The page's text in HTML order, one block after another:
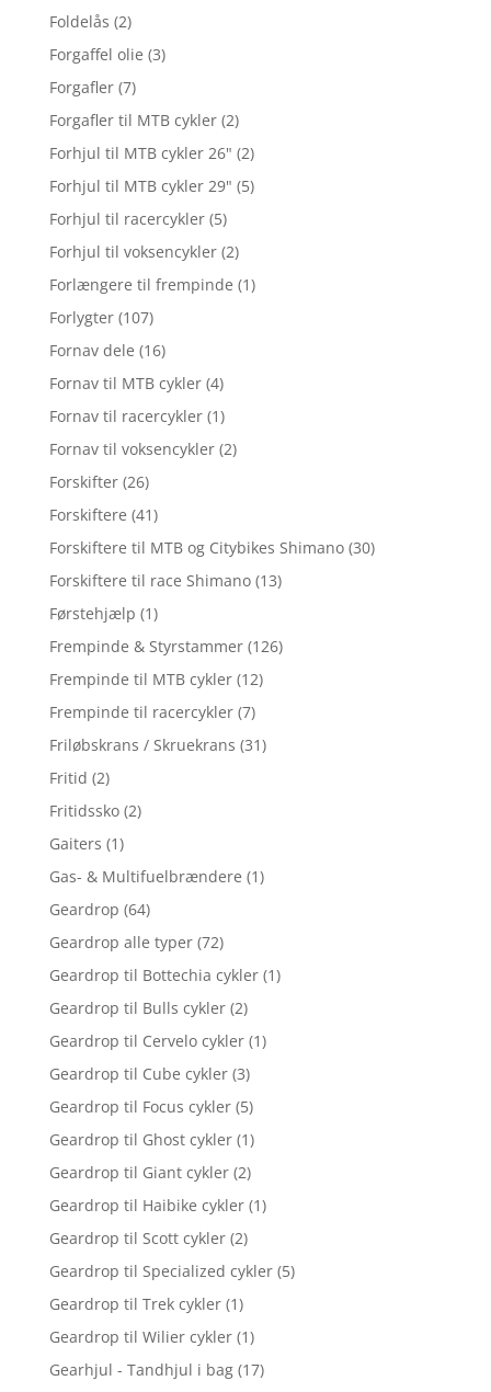
Foldelås (2)
Forgaffel olie (3)
Forgafler (7)
Forgafler til MTB cykler (2)
Forhjul til MTB cykler 26" (2)
Forhjul til MTB cykler 29" (5)
Forhjul til racercykler (5)
Forhjul til voksencykler (2)
Forlængere til frempinde (1)
Forlygter (107)
Fornav dele (16)
Fornav til MTB cykler (4)
Fornav til racercykler (1)
Fornav til voksencykler (2)
Forskifter (26)
Forskiftere (41)
Forskiftere til MTB og Citybikes Shimano (30)
Forskiftere til race Shimano (13)
Førstehjælp (1)
Frempinde & Styrstammer (126)
Frempinde til MTB cykler (12)
Frempinde til racercykler (7)
Friløbskrans / Skruekrans (31)
Fritid (2)
Fritidssko (2)
Gaiters (1)
Gas- & Multifuelbrændere (1)
Geardrop (64)
Geardrop alle typer (72)
Geardrop til Bottechia cykler (1)
Geardrop til Bulls cykler (2)
Geardrop til Cervelo cykler (1)
Geardrop til Cube cykler (3)
Geardrop til Focus cykler (5)
Geardrop til Ghost cykler (1)
Geardrop til Giant cykler (2)
Geardrop til Haibike cykler (1)
Geardrop til Scott cykler (2)
Geardrop til Specialized cykler (5)
Geardrop til Trek cykler (1)
Geardrop til Wilier cykler (1)
Gearhjul - Tandhjul i bag (17)